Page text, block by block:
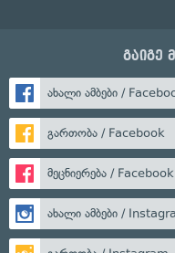
გაიგე
ახალი ამბები /
გართობა / Facebook
მეცნიერება / Facebook
ახალი ამბები /